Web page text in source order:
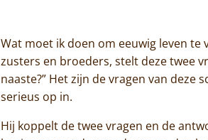
Wat moet ik doen om eeuwig leven te
zusters en broeders, stelt deze twee
naaste?” Het zijn de vragen van deze
serieus op in.
Hij koppelt de twee vragen en de